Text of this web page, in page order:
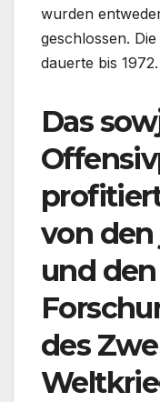
wurden
geschlossen.
dauerte bis 1972.
Das
von
und
des